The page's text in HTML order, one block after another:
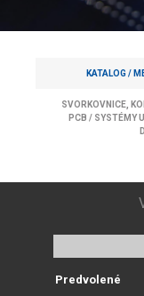
KATALOG /
SVORKOVNICE,
PCB / SYSTÉMY
Predvolené